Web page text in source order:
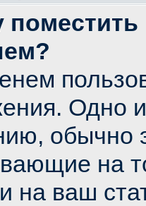
Одно
обычно
на
на ваш